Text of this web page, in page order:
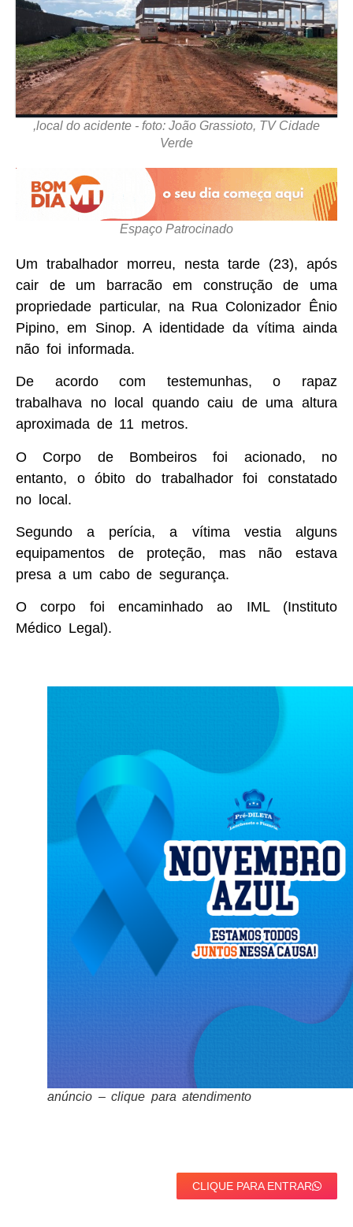
,local do acidente - foto: João Grassioto, TV Cidade
Verde
Espaço Patrocinado
Um trabalhador morreu, nesta tarde (23), após
cair de um barracão em construção de uma
propriedade particular, na Rua Colonizador Ênio
Pipino, em Sinop. A identidade da vítima ainda
não foi informada.
De acordo com testemunhas, o rapaz
trabalhava no local quando caiu de uma altura
aproximada de 11 metros.
O Corpo de Bombeiros foi acionado, no
entanto, o óbito do trabalhador foi constatado
no local.
Segundo a perícia, a vítima vestia alguns
equipamentos de proteção, mas não estava
presa a um cabo de segurança.
O corpo foi encaminhado ao IML (Instituto
Médico Legal).
anúncio – clique para atendimento
CLIQUE PARA ENTRAR